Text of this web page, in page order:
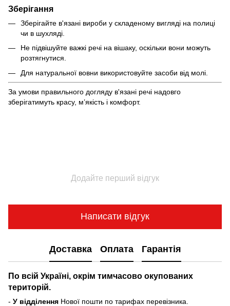
Зберігання
Зберігайте в'язані вироби у складеному вигляді на полиці
чи в шухляді.
Не підвішуйте важкі речі на вішаку, оскільки вони можуть
розтягнутися.
Для натуральної вовни використовуйте засоби від молі.
За умови правильного догляду в'язані речі надовго
зберігатимуть красу, м’якість і комфорт.
Додайте перший відгук
Написати відгук
Доставка Оплата Гарантія
По всій Україні, окрім тимчасово окупованих
територій.
- У відділення Нової пошти по тарифах перевізника.